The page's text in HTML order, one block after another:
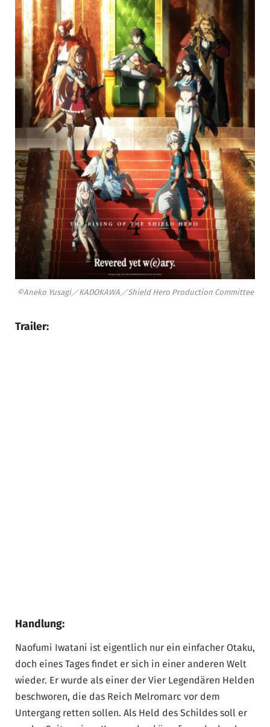
©Aneko Yusagi／KADOKAWA／Shield Hero Production Committee
Trailer:
Handlung:
Naofumi Iwatani ist eigentlich nur ein einfacher Otaku,
doch eines Tages findet er sich in einer anderen Welt
wieder. Er wurde als einer der Vier Legendären Helden
beschworen, die das Reich Melromarc vor dem
Untergang retten sollen. Als Held des Schildes soll er